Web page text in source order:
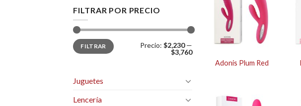
FILTRAR POR PRECIO
Precio
mínimo
Precio
máximo
FILTRAR Precio: $2,230—
$3,760
Juguetes
Lencería
Adonis Plum Red